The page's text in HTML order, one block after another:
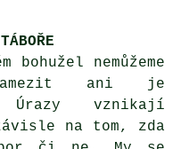
bohužel nemůžeme
ani je
Úrazy vznikají
na tom, zda